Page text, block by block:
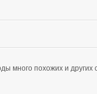
много похожих и